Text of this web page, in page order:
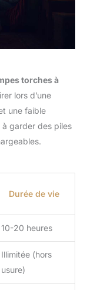
torches à
lors d’une
une faible
à garder des piles
Durée de vie
10-20 heures
Illimitée (hors
usure)